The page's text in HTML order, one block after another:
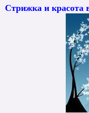
Стрижка и красота